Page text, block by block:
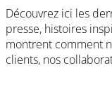
Découvrez ici les
presse, histoires
montrent comment
clients, nos